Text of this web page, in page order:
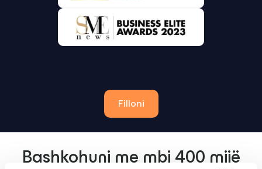
Filloni
Bashkohuni me mbi 400 mijë